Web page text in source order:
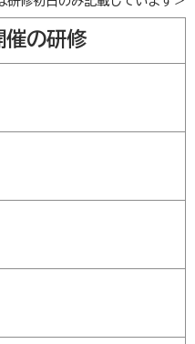
催の研修